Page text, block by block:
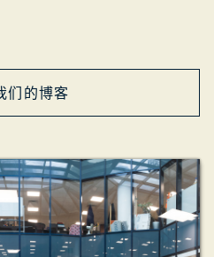
们的博客